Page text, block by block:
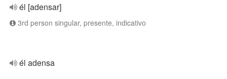
él [adensar]
3rd person singular, presente, indicativo
él adensa